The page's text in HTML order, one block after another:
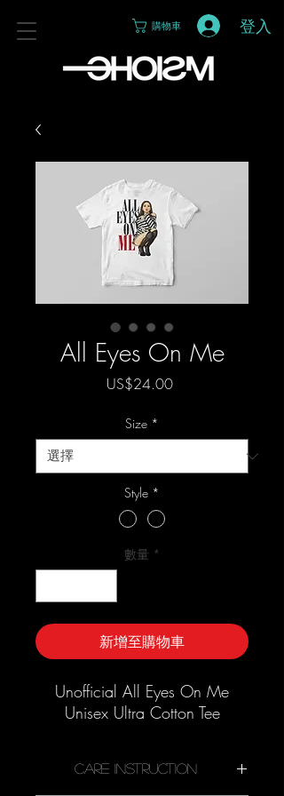
購物車 登入
All Eyes On Me
US$24.00價
Size *
Style *
數量 *
新增至購物車
Unofficial All Eyes On Me
Unisex Ultra Cotton Tee
Care Instruction